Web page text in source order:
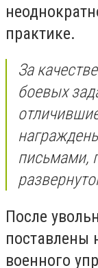
практике.
За
боевых
письмами,
После
поставлены
военного